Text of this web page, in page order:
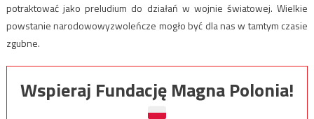
potraktować jako preludium do działań w wojnie światowej. Wielkie
powstanie narodowowyzwoleńcze mogło być dla nas w tamtym czasie
zgubne.
Wspieraj Fundację Magna Polonia!